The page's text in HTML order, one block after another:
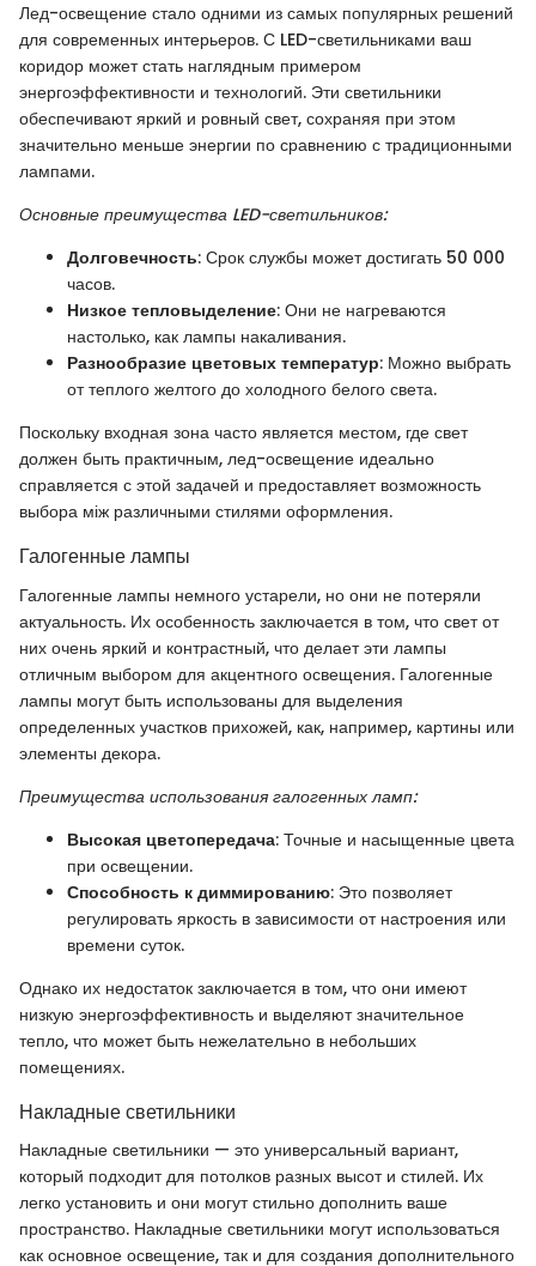
Лед-освещение стало одними из самых популярных решений
для современных интерьеров. С LED-светильниками ваш
коридор может стать наглядным примером
энергоэффективности и технологий. Эти светильники
обеспечивают яркий и ровный свет, сохраняя при этом
значительно меньше энергии по сравнению с традиционными
лампами.
Основные преимущества LED-светильников:
Долговечность: Срок службы может достигать 50 000
часов.
Низкое тепловыделение: Они не нагреваются
настолько, как лампы накаливания.
Разнообразие цветовых температур: Можно выбрать
от теплого желтого до холодного белого света.
Поскольку входная зона часто является местом, где свет
должен быть практичным, лед-освещение идеально
справляется с этой задачей и предоставляет возможность
выбора між различными стилями оформления.
Галогенные лампы
Галогенные лампы немного устарели, но они не потеряли
актуальность. Их особенность заключается в том, что свет от
них очень яркий и контрастный, что делает эти лампы
отличным выбором для акцентного освещения. Галогенные
лампы могут быть использованы для выделения
определенных участков прихожей, как, например, картины или
элементы декора.
Преимущества использования галогенных ламп:
Высокая цветопередача: Точные и насыщенные цвета
при освещении.
Способность к диммированию: Это позволяет
регулировать яркость в зависимости от настроения или
времени суток.
Однако их недостаток заключается в том, что они имеют
низкую энергоэффективность и выделяют значительное
тепло, что может быть нежелательно в небольших
помещениях.
Накладные светильники
Накладные светильники — это универсальный вариант,
который подходит для потолков разных высот и стилей. Их
легко установить и они могут стильно дополнить ваше
пространство. Накладные светильники могут использоваться
как основное освещение, так и для создания дополнительного